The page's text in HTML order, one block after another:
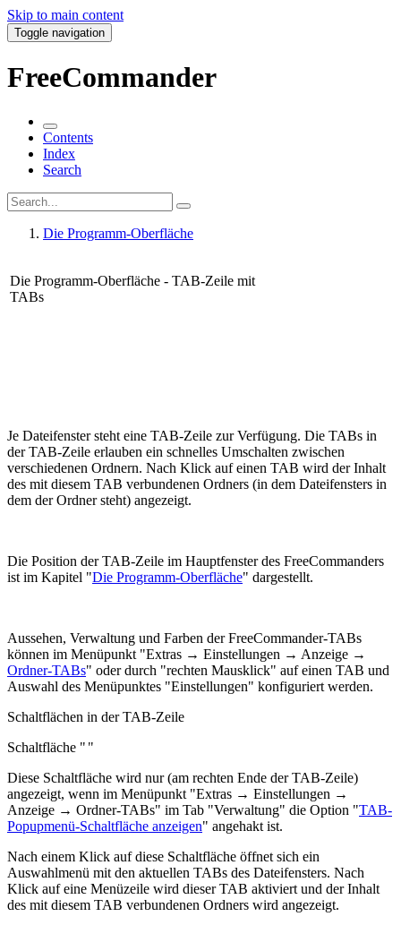
Skip to main content
Toggle navigation
FreeCommander
Contents
Index
Search
Die Programm-Oberfläche
Die Programm-Oberfläche - TAB-Zeile mit
TABs
Je Dateifenster steht eine TAB-Zeile zur Verfügung. Die TABs in
der TAB-Zeile erlauben ein schnelles Umschalten zwischen
verschiedenen Ordnern. Nach Klick auf einen TAB wird der Inhalt
des mit diesem TAB verbundenen Ordners (in dem Dateifensters in
dem der Ordner steht) angezeigt.
Die Position der TAB-Zeile im Hauptfenster des FreeCommanders
ist im Kapitel "Die Programm-Oberfläche" dargestellt.
Aussehen, Verwaltung und Farben der FreeCommander-TABs
können im Menüpunkt "Extras → Einstellungen → Anzeige →
Ordner-TABs" oder durch "rechten Mausklick" auf einen TAB und
Auswahl des Menüpunktes "Einstellungen" konfiguriert werden.
Schaltflächen in der TAB-Zeile
Schaltfläche " "
Diese Schaltfläche wird nur (am rechten Ende der TAB-Zeile)
angezeigt, wenn im Menüpunkt "Extras → Einstellungen →
Anzeige → Ordner-TABs" im Tab "Verwaltung" die Option "TAB-
Popupmenü-Schaltfläche anzeigen" angehakt ist.
Nach einem Klick auf diese Schaltfläche öffnet sich ein
Auswahlmenü mit den aktuellen TABs des Dateifensters. Nach
Klick auf eine Menüzeile wird dieser TAB aktiviert und der Inhalt
des mit diesem TAB verbundenen Ordners wird angezeigt.